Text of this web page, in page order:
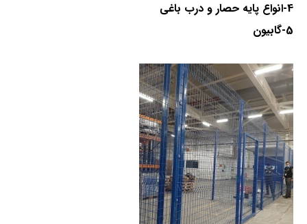
4-انواع پایه حصار و درب باغی
5-گابیون